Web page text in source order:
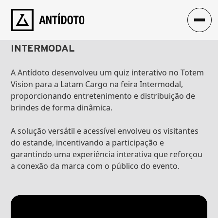
QUIZ INTERATIVO
LATAM
INTERMODAL
A Antídoto desenvolveu um quiz interativo no Totem
Vision para a Latam Cargo na feira Intermodal,
proporcionando entretenimento e distribuição de
brindes de forma dinâmica.
A solução versátil e acessível envolveu os visitantes
do estande, incentivando a participação e
garantindo uma experiência interativa que reforçou
a conexão da marca com o público do evento.